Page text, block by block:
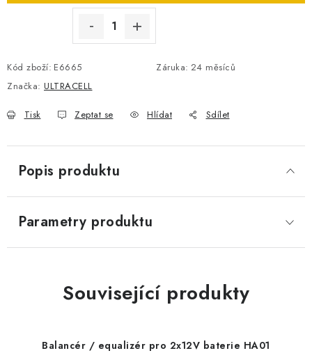
POŠTOVNÉ A DOPRAVA
KONFIGURÁTOR AUTOBATERIÍ
VÝMĚNA AUTOBATERIE
OBCHODNÍ PODMÍNKY
OCHRANA OSOBNÍCH ÚDAJŮ
JAK NA TO S BATTERY.CZ
ČASTO KLADENÉ OTÁZKY, FAQ
Kód zboží: E6665 Záruka: 24 měsíců
Značka: ULTRACELL
Tisk Zeptat se Hlídat Sdílet
Popis produktu
Parametry produktu
Související produkty
Balancér / equalizér pro 2x12V baterie HA01